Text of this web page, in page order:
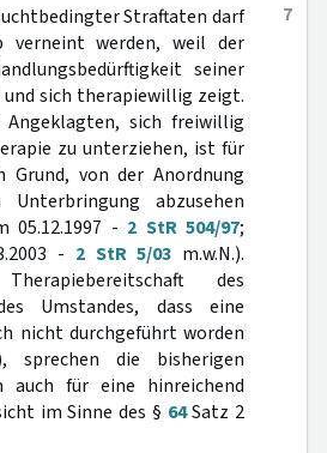
7
Straftaten darf
verneint werden, weil der
seiner
sich therapiewillig zeigt.
Angeklagten, sich freiwillig
zu unterziehen, ist für
Grund, von der Anordnung
Unterbringung abzusehen
05.12.1997 - 2 StR 504/97;
- 2 StR 5/03 m.w.N.).
des
Umstandes, dass eine
nicht durchgeführt worden
die bisherigen
auch für eine hinreichend
im Sinne des § 64Satz 2